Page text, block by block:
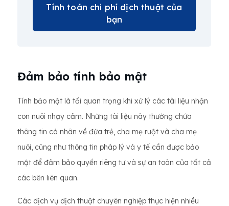
Tính toán chi phí dịch thuật của
bạn
Đảm bảo tính bảo mật
Tính bảo mật là tối quan trọng khi xử lý các tài liệu nhận
con nuôi nhạy cảm. Những tài liệu này thường chứa
thông tin cá nhân về đứa trẻ, cha mẹ ruột và cha mẹ
nuôi, cũng như thông tin pháp lý và y tế cần được bảo
mật để đảm bảo quyền riêng tư và sự an toàn của tất cả
các bên liên quan.
Các dịch vụ dịch thuật chuyên nghiệp thực hiện nhiều